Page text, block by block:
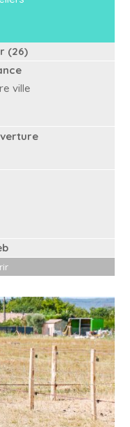
(26)
ville